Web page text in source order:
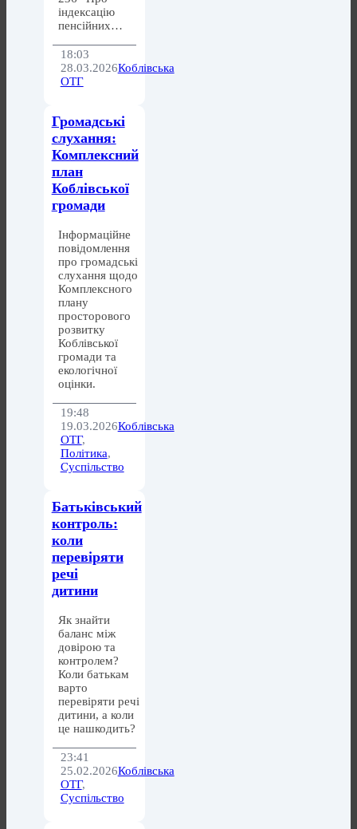
індексацію
пенсійних…
18:03
28.03.2026Коблівська
ОТГ
Громадські
слухання:
Комплексний
план
Коблівської
громади
Інформаційне
повідомлення
про громадські
слухання щодо
Комплексного
плану
просторового
розвитку
Коблівської
громади та
екологічної
оцінки.
19:48
19.03.2026Коблівська
ОТГ,
Політика,
Суспільство
Батьківський
контроль:
коли
перевіряти
речі
дитини
Як знайти
баланс між
довірою та
контролем?
Коли батькам
варто
перевіряти речі
дитини, а коли
це нашкодить?
23:41
25.02.2026Коблівська
ОТГ,
Суспільство